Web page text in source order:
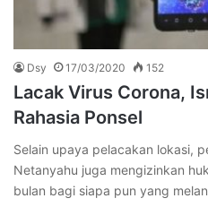
Dsy 17/03/2020 152
Lacak Virus Corona,
Rahasia Ponsel
Selain upaya pelacakan lokasi,
Netanyahu juga mengizinkan
bulan bagi siapa pun yang